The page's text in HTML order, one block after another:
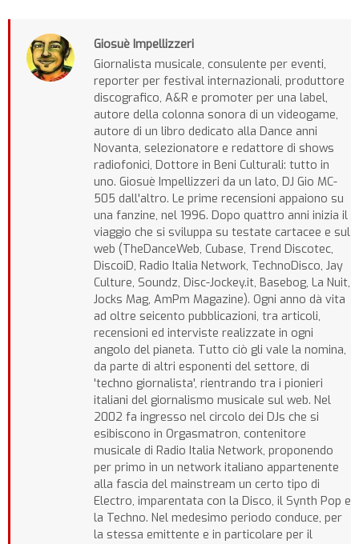
Giosuè Impellizzeri
Giornalista musicale, consulente per eventi,
reporter per festival internazionali, produttore
discografico, A&R e promoter per una label,
autore della colonna sonora di un videogame,
autore di un libro dedicato alla Dance anni
Novanta, selezionatore e redattore di shows
radiofonici, Dottore in Beni Culturali: tutto in
uno. Giosuè Impellizzeri da un lato, DJ Gio MC-
505 dall'altro. Le prime recensioni appaiono su
una fanzine, nel 1996. Dopo quattro anni inizia il
viaggio che si sviluppa su testate cartacee e sul
web (TheDanceWeb, Cubase, Trend Discotec,
DiscoiD, Radio Italia Network, TechnoDisco, Jay
Culture, Soundz, Disc-Jockey.it, Basebog, La Nuit,
Jocks Mag, AmPm Magazine). Ogni anno dà vita
ad oltre seicento pubblicazioni, tra articoli,
recensioni ed interviste realizzate in ogni
angolo del pianeta. Tutto ciò gli vale la nomina,
da parte di altri esponenti del settore, di
'techno giornalista', rientrando tra i pionieri
italiani del giornalismo musicale sul web. Nel
2002 fa ingresso nel circolo dei DJs che si
esibiscono in Orgasmatron, contenitore
musicale di Radio Italia Network, proponendo
per primo in un network italiano appartenente
alla fascia del mainstream un certo tipo di
Electro, imparentata con la Disco, il Synth Pop e
la Techno. Nel medesimo periodo conduce, per
la stessa emittente e in particolare per il